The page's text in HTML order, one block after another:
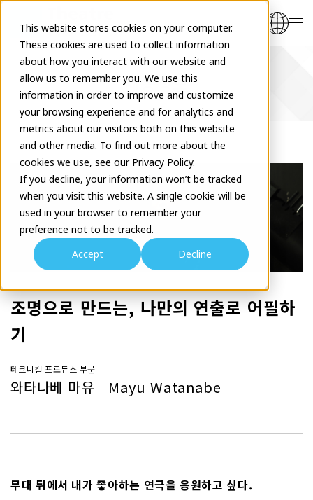
This website stores cookies on your computer.
These cookies are used to collect information
about how you interact with our website and
allow us to remember you. We use this
information in order to improve and customize
your browsing experience and for analytics and
metrics about our visitors both on this website
and other media. To find out more about the
cookies we use, see our Privacy Policy.
If you decline, your information won’t be tracked
when you visit this website. A single cookie will be
used in your browser to remember your
preference not to be tracked.
Accept
Decline
채용정보
조명으로 만드는, 나만의 연출로 어필하
기
테크니컬 프로듀스 부문
와타나베 마유 Mayu Watanabe
무대 뒤에서 내가 좋아하는 연극을 응원하고 싶다.